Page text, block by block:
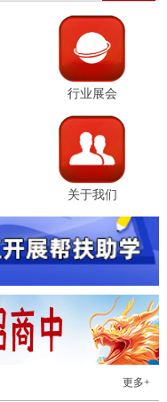
行业展会
关于我们
更多+